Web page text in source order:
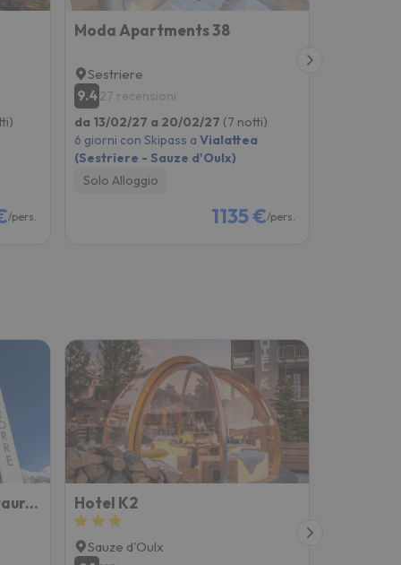
/pers.
Moda Apartments 38
Sestriere
9.427 recensioni
da 13/02/27 a 20/02/27 (7 notti)
6 giorni con Skipass aVialattea
(Sestriere - Sauze d'Oulx)
Solo Alloggio
1135 €/pers.
Hotel La Torre Spa & Restaurant Hotel K2
Sauze d'Oulx